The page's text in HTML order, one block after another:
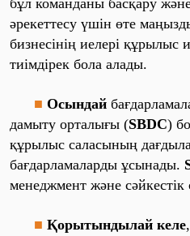
бұл команданы басқару
әрекеттесу үшін өте
бизнесінің иелері құрылыс
тиімдірек бола алады.
■ Осындай
дамыту орталығы (SBDC)
құрылыс саласының
бағдарламаларды ұсынады.
менеджмент және
■ Қорытындылай келе